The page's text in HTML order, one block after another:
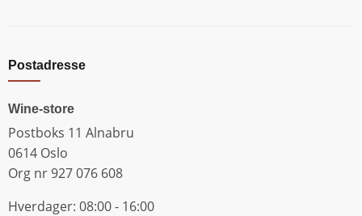
Postadresse
Wine-store
Postboks 11 Alnabru
0614 Oslo
Org nr 927 076 608
Hverdager: 08:00 - 16:00